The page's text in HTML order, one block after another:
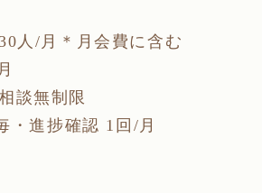
人/月＊月会費に含む
談無制限
・進捗確認 1回/月